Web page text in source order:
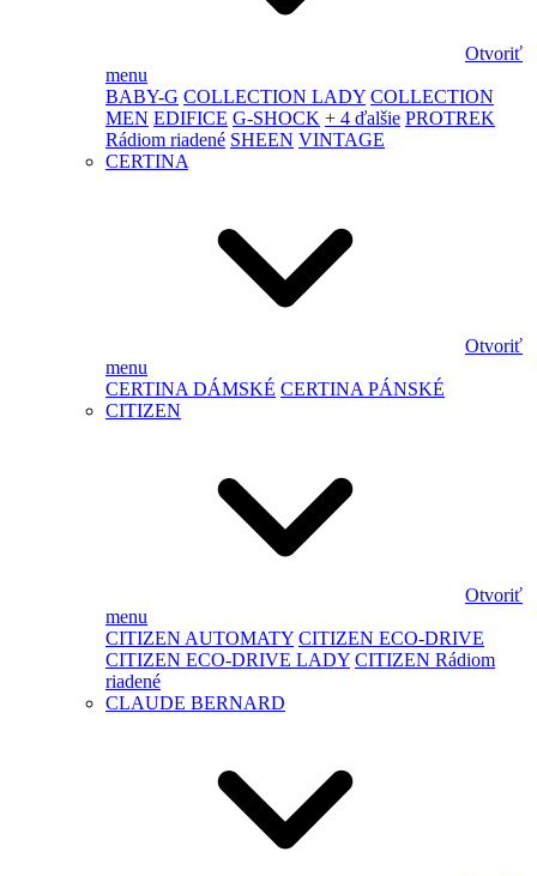
Otvoriť
menu
BABY-G COLLECTION LADY COLLECTION
MEN EDIFICE G-SHOCK + 4 ďalšie PROTREK
Rádiom riadené SHEEN VINTAGE
CERTINA
Otvoriť
menu
CERTINA DÁMSKÉ CERTINA PÁNSKÉ
CITIZEN
Otvoriť
menu
CITIZEN AUTOMATY CITIZEN ECO-DRIVE
CITIZEN ECO-DRIVE LADY CITIZEN Rádiom
riadené
CLAUDE BERNARD